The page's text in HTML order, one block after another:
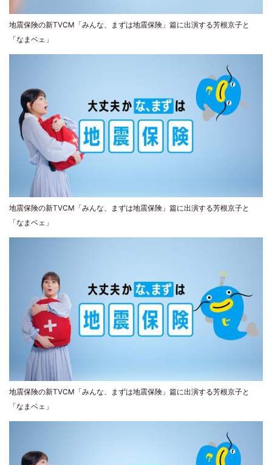
地震保険の新TVCM「みんな、まずは地震保険」篇に出演する芳根京子と
「なまベェ」
地震保険の新TVCM「みんな、まずは地震保険」篇に出演する芳根京子と
「なまベェ」
地震保険の新TVCM「みんな、まずは地震保険」篇に出演する芳根京子と
「なまベェ」